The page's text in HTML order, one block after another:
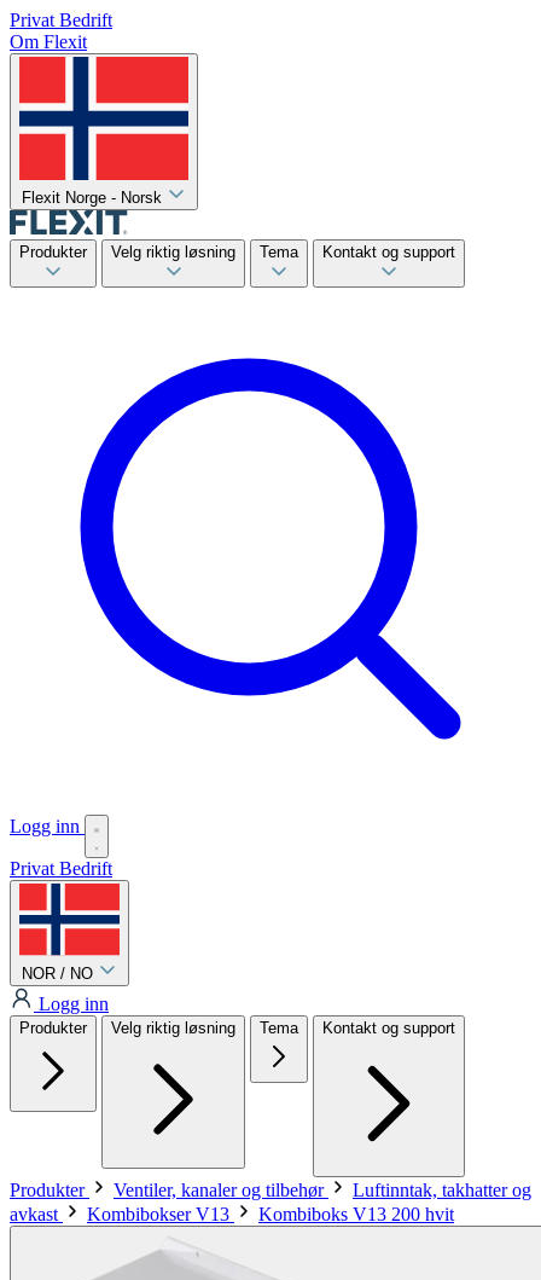
Privat Bedrift
Om Flexit
Flexit Norge - Norsk
Produkter Velg riktig løsning Tema Kontakt og support
Logg inn
Privat Bedrift
NOR / NO
Logg inn
Produkter Velg riktig løsning Tema Kontakt og support
Produkter Ventiler, kanaler og tilbehør
Luftinntak, takhatter og
avkast
Kombibokser V13 Kombiboks V13 200 hvit